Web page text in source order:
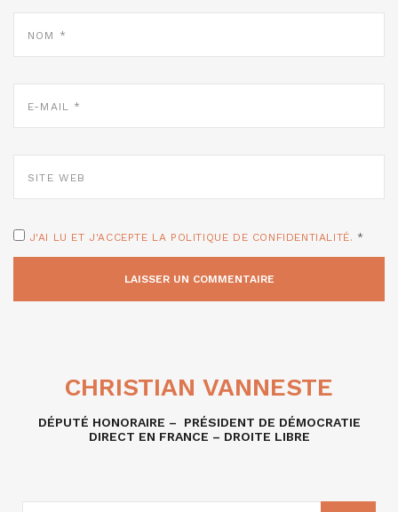
MAIL
WEB
J'AI LU ET J'ACCEPTE LA POLITIQUE DE CONFIDENTIALITÉ. *
CHRISTIAN VANNESTE
DÉPUTÉ HONORAIRE – PRÉSIDENT DE DÉMOCRATIE
DIRECT EN FRANCE – DROITE LIBRE